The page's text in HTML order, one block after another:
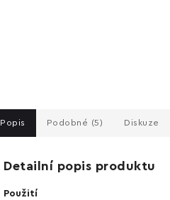
Popis Podobné (5) Diskuze
Detailní popis produktu
Použití